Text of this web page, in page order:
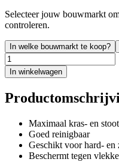
Selecteer jouw bouwmarkt
controleren.
In welke bouwmarkt te koop?
In winkelwagen
Maximaal kras- en
Goed reinigbaar
Geschikt voor hard- en
Beschermt tegen